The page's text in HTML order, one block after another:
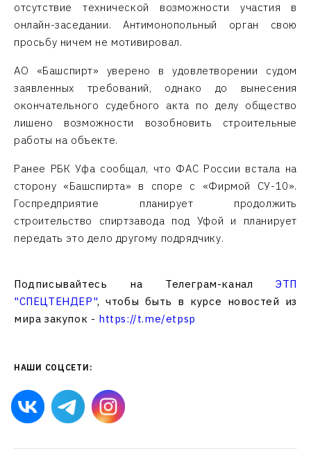
отсутствие технической возможности участия в
онлайн-заседании. Антимонопольный орган свою
просьбу ничем не мотивировал.
АО «Башспирт» уверено в удовлетворении судом
заявленных требований, однако до вынесения
окончательного судебного акта по делу общество
лишено возможности возобновить строительные
работы на объекте.
Ранее РБК Уфа сообщал, что ФАС России встала на
сторону «Башспирта» в споре с «Фирмой СУ-10».
Госпредприятие планирует продолжить
строительство спиртзавода под Уфой и планирует
передать это дело другому подрядчику.
Подписывайтесь на Телеграм-каналЭТП
"СПЕЦТЕНДЕР", чтобы быть в курсе новостей из
мира закупок - https://t.me/etpsp
НАШИ СОЦСЕТИ: